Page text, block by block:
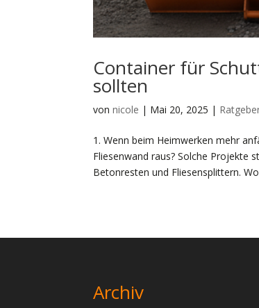
Container für
sollten
vonnicole | Mai 20, 2025 |
1. Wenn beim Heimwerken mehr
Fliesenwand raus? Solche Projekte
Betonresten und Fliesensplittern.
Archiv